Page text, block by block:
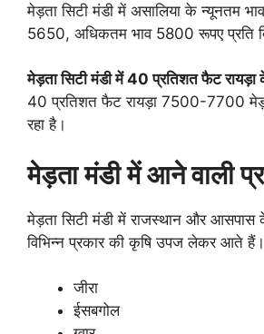
मेड़ता सिटी मंडी में असालिया के न्यूनतम
5650, अधिकतम भाव 5800 रूपए प्रति
मेड़ता सिटी मंडी में 40 प्रतिशत फैट रायड़ा
40 प्रतिशत फैट रायड़ा 7500-7700
रहा है।
मेड़ता मंडी में आने वाली
मेड़ता सिटी मंडी में राजस्थान और आसपास
विभिन्न प्रकार की कृषि उपज लेकर आते
जीरा
ईसबगोल